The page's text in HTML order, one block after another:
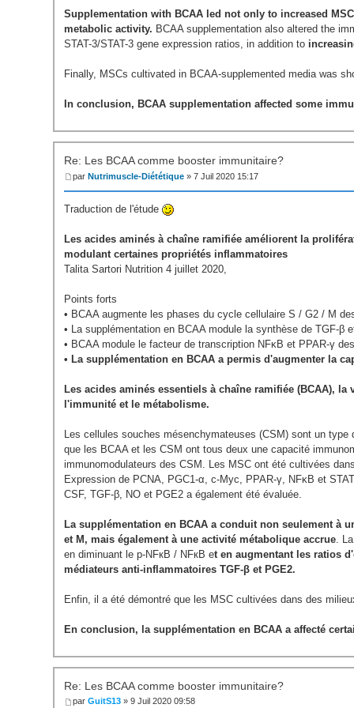
Supplementation with BCAA led not only to increased
metabolic activity. BCAA supplementation also altered the
STAT-3/STAT-3 gene expression ratios, in addition to
Finally, MSCs cultivated in BCAA-supplemented media was
In conclusion, BCAA supplementation affected some
Re: Les BCAA comme booster immunitaire?
parNutrimuscle-Diététique » 7 Juil 2020 15:17
Traduction de l'étude
Les acides aminés à chaîne ramifiée améliorent la
modulant certaines propriétés inflammatoires
Talita Sartori Nutrition 4 juillet 2020,
Points forts
• BCAA augmente les phases du cycle cellulaire S / G2 / M
• La supplémentation en BCAA module la synthèse de TGF-β
• BCAA module le facteur de transcription NFκB et PPAR-γ
• La supplémentation en BCAA a permis d'augmenter la
Les acides aminés essentiels à chaîne ramifiée (BCAA),
l'immunité et le métabolisme.
Les cellules souches mésenchymateuses (CSM) sont un
que les BCAA et les CSM ont tous deux une capacité
immunomodulateurs des CSM. Les MSC ont été cultivées
Expression de PCNA, PGC1-α, c-Myc, PPAR-γ, NFκB et
CSF, TGF-β, NO et PGE2 a également été évaluée.
La supplémentation en BCAA a conduit non seulement à
et M, mais également à une activité métabolique accrue.
en diminuant le p-NFкB / NFкB et en augmentant les ratios
médiateurs anti-inflammatoires TGF-β et PGE2.
Enfin, il a été démontré que les MSC cultivées dans des
En conclusion, la supplémentation en BCAA a affecté
Re: Les BCAA comme booster immunitaire?
parGuitS13 » 9 Juil 2020 09:58